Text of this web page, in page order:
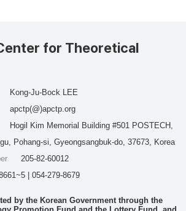
for Theoretical
Kong-Ju-Bock LEE
apctp(@)apctp.org
Hogil Kim Memorial Building #501 POSTECH,
Pohang-si, Gyeongsangbuk-do, 37673, Korea
205-82-60012
| 054-279-8679
by the Korean Government through the